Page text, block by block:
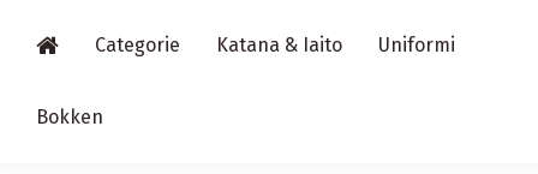
Categorie Katana & Iaito Uniformi
Bokken